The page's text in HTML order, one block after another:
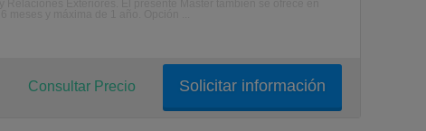
Solicitar información
Consultar Precio